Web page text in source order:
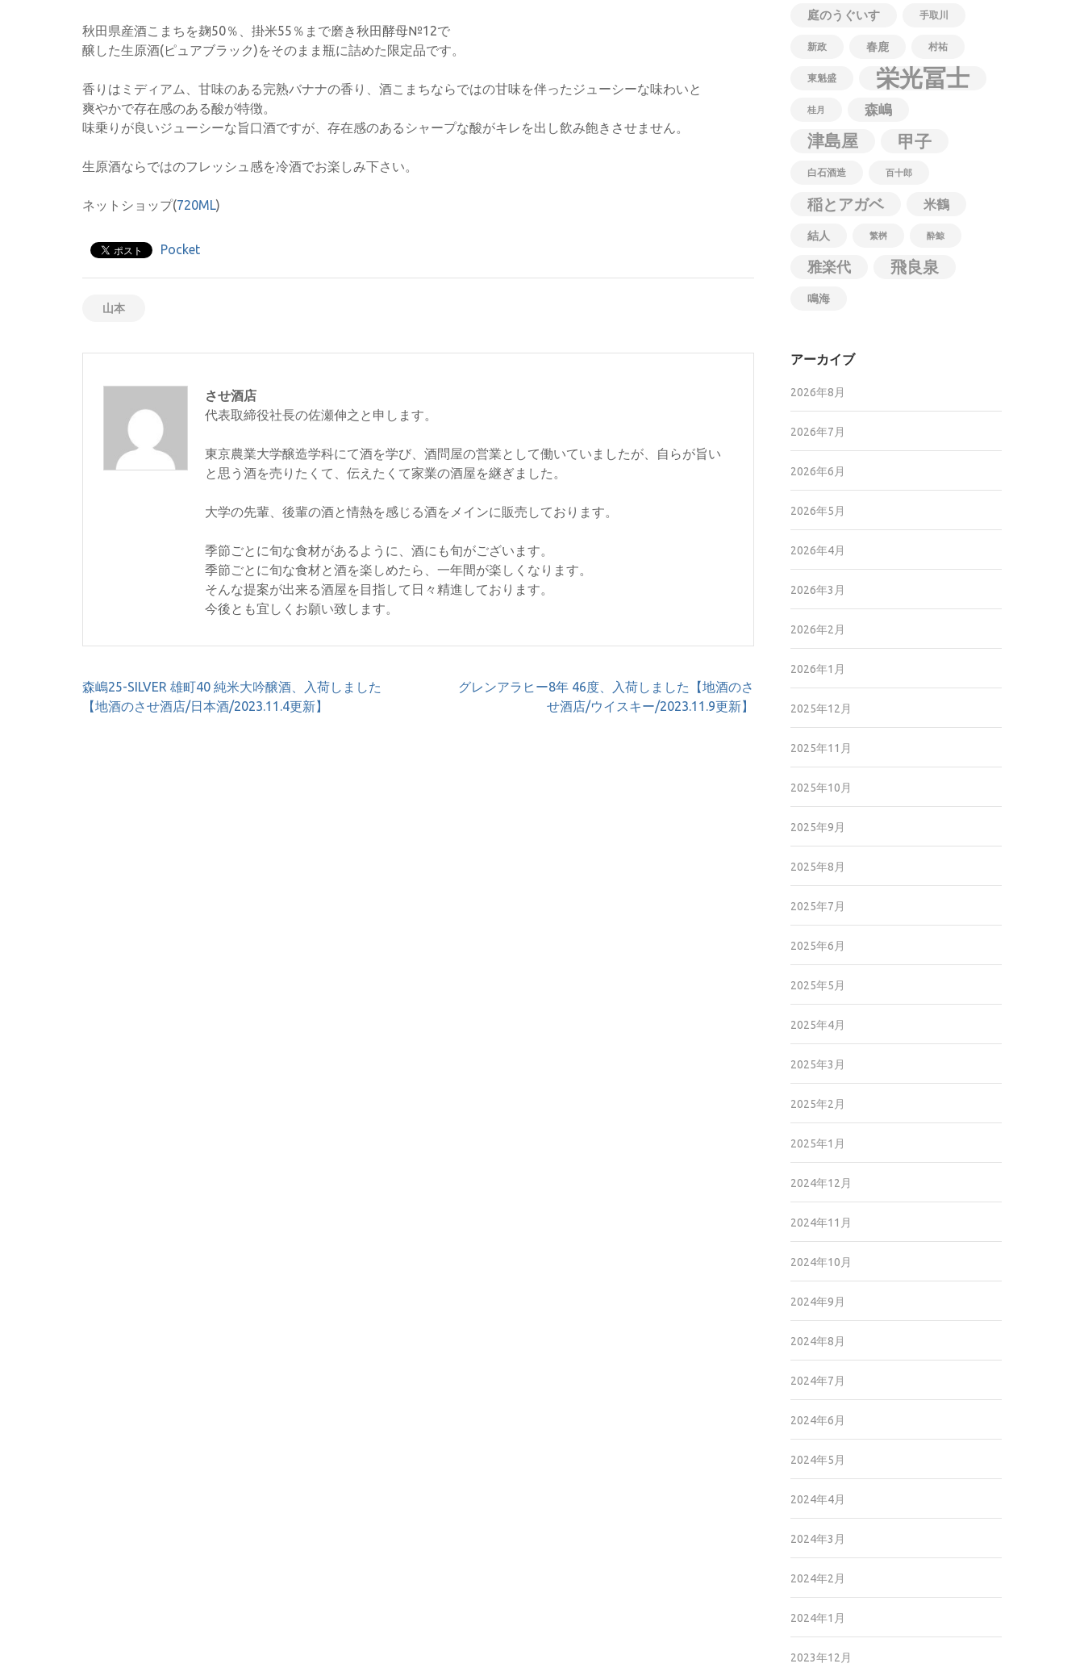
秋田県産酒こまちを麹50％、掛米55％まで磨き秋田酵母№12で
醸した生原酒(ピュアブラック)をそのまま瓶に詰めた限定品です。
香りはミディアム、甘味のある完熟バナナの香り、酒こまちならではの甘味を伴ったジューシーな味わいと
爽やかで存在感のある酸が特徴。
味乗りが良いジューシーな旨口酒ですが、存在感のあるシャープな酸がキレを出し飲み飽きさせません。
生原酒ならではのフレッシュ感を冷酒でお楽しみ下さい。
ネットショップ(720ML)
Pocket
山本
させ酒店
代表取締役社長の佐瀬伸之と申します。
東京農業大学醸造学科にて酒を学び、酒問屋の営業として働いていましたが、自らが旨い
と思う酒を売りたくて、伝えたくて家業の酒屋を継ぎました。
大学の先輩、後輩の酒と情熱を感じる酒をメインに販売しております。
季節ごとに旬な食材があるように、酒にも旬がございます。
季節ごとに旬な食材と酒を楽しめたら、一年間が楽しくなります。
そんな提案が出来る酒屋を目指して日々精進しております。
今後とも宜しくお願い致します。
投
稿
森嶋25-SILVER 雄町40 純米大吟醸酒、入荷しました
【地酒のさせ酒店/日本酒/2023.11.4更新】
グレンアラヒー8年 46度、入荷しました【地酒のさ
せ酒店/ウイスキー/2023.11.9更新】
庭のうぐいす 手取川
新政 春鹿 村祐
東魁盛 栄光冨士
桂月 森嶋
津島屋 甲子
白石酒造 百十郎
稲とアガベ 米鶴
結人 繁桝 酔鯨
雅楽代 飛良泉
鳴海
アーカイブ
2026年8月
2026年7月
2026年6月
2026年5月
2026年4月
2026年3月
2026年2月
2026年1月
2025年12月
2025年11月
2025年10月
2025年9月
2025年8月
2025年7月
2025年6月
2025年5月
2025年4月
2025年3月
2025年2月
2025年1月
2024年12月
2024年11月
2024年10月
2024年9月
2024年8月
2024年7月
2024年6月
2024年5月
2024年4月
2024年3月
2024年2月
2024年1月
2023年12月